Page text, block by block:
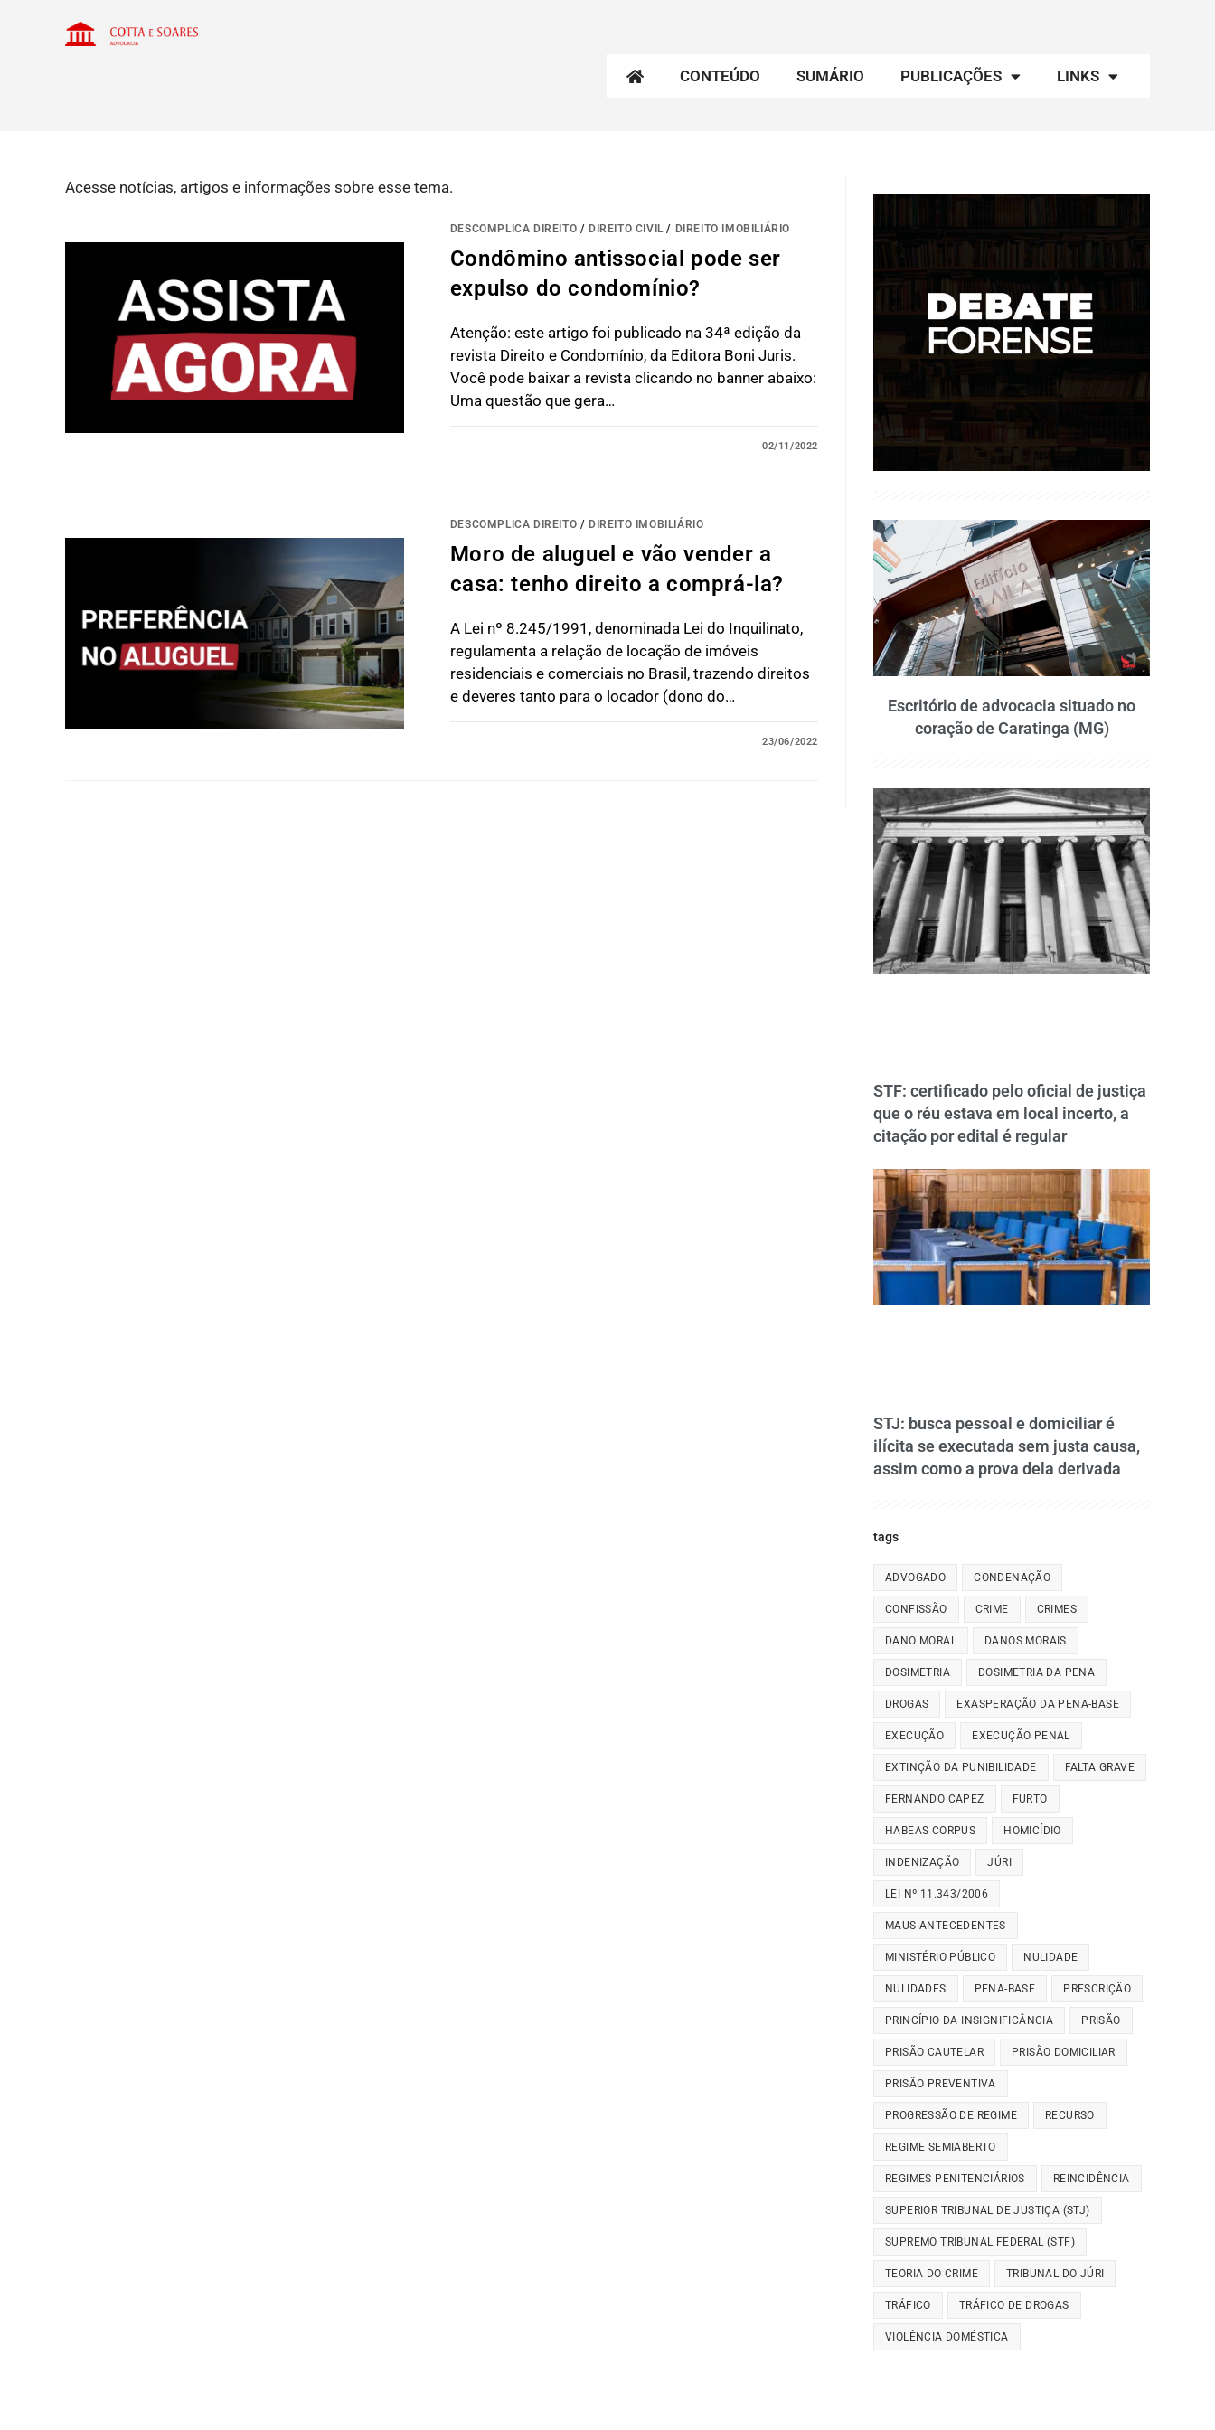
CONTEÚDO SUMÁRIO PUBLICAÇÕES LINKS
Acesse notícias, artigos e informações sobre esse tema.
DESCOMPLICA DIREITO / DIREITO CIVIL/ DIREITO IMOBILIÁRIO
Condômino antissocial pode ser
expulso do condomínio?
Atenção: este artigo foi publicado na 34ª edição da
revista Direito e Condomínio, da Editora Boni Juris.
Você pode baixar a revista clicando no banner abaixo:
Uma questão que gera…
02/11/2022
DESCOMPLICA DIREITO / DIREITO IMOBILIÁRIO
Moro de aluguel e vão vender a
casa: tenho direito a comprá-la?
A Lei nº 8.245/1991, denominada Lei do Inquilinato,
regulamenta a relação de locação de imóveis
residenciais e comerciais no Brasil, trazendo direitos
e deveres tanto para o locador (dono do…
23/06/2022
Escritório de advocacia situado no
coração de Caratinga (MG)
STF: certificado pelo oficial de justiça
que o réu estava em local incerto, a
citação por edital é regular
STJ: busca pessoal e domiciliar é
ilícita se executada sem justa causa,
assim como a prova dela derivada
tags
ADVOGADO CONDENAÇÃO
CONFISSÃO CRIME CRIMES
DANO MORAL DANOS MORAIS
DOSIMETRIA DOSIMETRIA DA PENA
DROGAS EXASPERAÇÃO DA PENA-BASE
EXECUÇÃO EXECUÇÃO PENAL
EXTINÇÃO DA PUNIBILIDADE FALTA GRAVE
FERNANDO CAPEZ FURTO
HABEAS CORPUS HOMICÍDIO
INDENIZAÇÃO JÚRI
LEI Nº 11.343/2006
MAUS ANTECEDENTES
MINISTÉRIO PÚBLICO NULIDADE
NULIDADES PENA-BASE PRESCRIÇÃO
PRINCÍPIO DA INSIGNIFICÂNCIA PRISÃO
PRISÃO CAUTELAR PRISÃO DOMICILIAR
PRISÃO PREVENTIVA
PROGRESSÃO DE REGIME RECURSO
REGIME SEMIABERTO
REGIMES PENITENCIÁRIOS REINCIDÊNCIA
SUPERIOR TRIBUNAL DE JUSTIÇA (STJ)
SUPREMO TRIBUNAL FEDERAL (STF)
TEORIA DO CRIME TRIBUNAL DO JÚRI
TRÁFICO TRÁFICO DE DROGAS
VIOLÊNCIA DOMÉSTICA